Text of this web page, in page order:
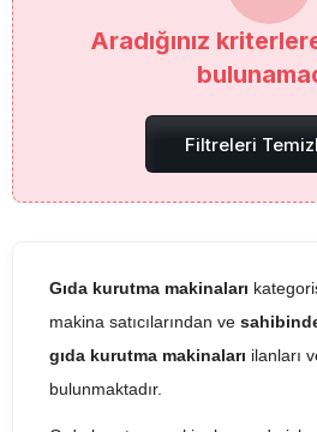
Aradığınız
Filtreleri
Gıda kurutma makinaları
makina satıcılarından ve
gıda kurutma makinaları ilanları
bulunmaktadır.